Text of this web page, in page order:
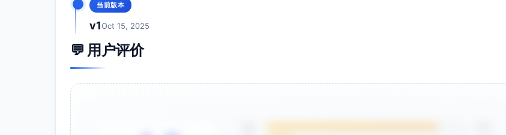
当前版本
v1Oct 15, 2025
💬 用户评价